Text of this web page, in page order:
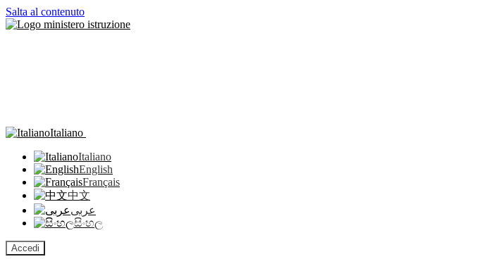
Salta al contenuto
Italiano
Italiano
English
Français
中文
عربى
සිංහල
Accedi